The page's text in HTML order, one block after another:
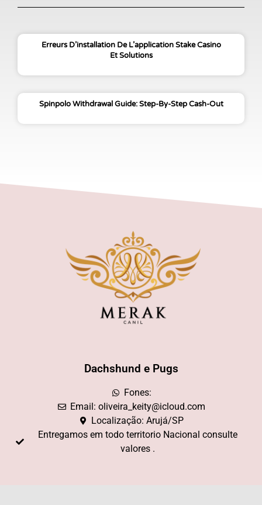
Erreurs D’installation De L’application Stake Casino
Et Solutions
Spinpolo Withdrawal Guide: Step-By-Step Cash-Out
Dachshund e Pugs
Fones:
Email: oliveira_keity@icloud.com
Localização: Arujá/SP
Entregamos em todo territorio Nacional consulte
valores .